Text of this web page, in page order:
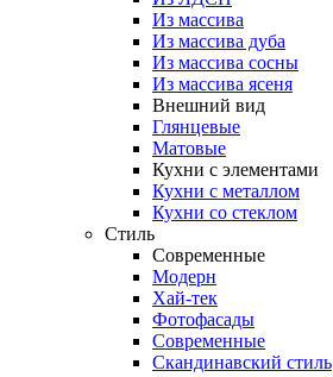
Из массива
Из массива дуба
Из массива сосны
Из массива ясеня
Внешний вид
Глянцевые
Матовые
Кухни с элементами
Кухни с металлом
Кухни со стеклом
Стиль
Современные
Модерн
Хай-тек
Фотофасады
Современные
Скандинавский стиль